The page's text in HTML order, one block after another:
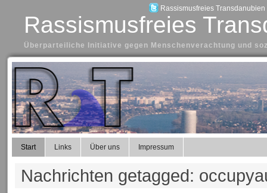
Rassismusfreies Transdanubien
Rassismusfreies
Überparteiliche Initiative gegen Menschenverachtung und
Start Links Über uns Impressum
Nachrichten getagged: